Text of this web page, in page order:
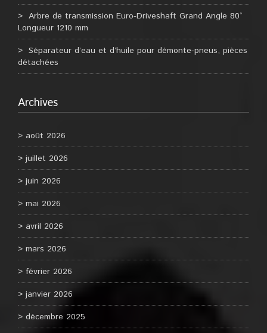
Arbre de transmission Euro-Driveshaft Grand Angle 80°
Longueur 1210 mm
Séparateur d’eau et d’huile pour démonte-pneus, pièces
détachées
Archives
août 2026
juillet 2026
juin 2026
mai 2026
avril 2026
mars 2026
février 2026
janvier 2026
décembre 2025